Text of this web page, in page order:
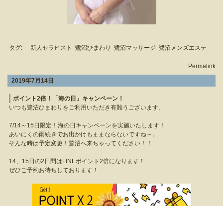
タグ: 新人セラピスト 鷺沼ひまわり 鷺沼マッサージ 鷺沼メンズエステ
Permalink
2019年7月14日
ポイント2倍！「海の日」キャンペーン！
いつも鷺沼ひまわりをご利用いただき有難うございます。
7/14～15日限定！海の日キャンペーンを実施いたします！
あいにくの雨続きでお出かけもままならないですね～。
そんな時は予定変更！鷺沼へ来ちゃってください！！
14、15日の2日間はLINEポイント2倍になります！
ぜひご予約お待ちしております！